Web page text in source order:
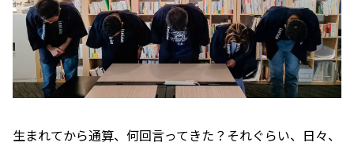
生まれてから通算、何回言ってきた？それぐらい、日々、